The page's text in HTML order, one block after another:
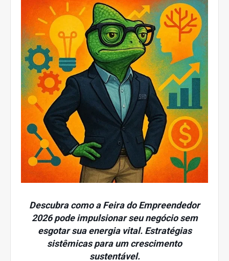
Descubra como a Feira do Empreendedor
2026 pode impulsionar seu negócio sem
esgotar sua energia vital. Estratégias
sistêmicas para um crescimento
sustentável.